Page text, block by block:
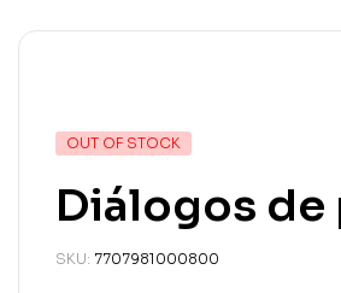
OUT OF STOCK
Diálogos de
SKU: 7707981000800